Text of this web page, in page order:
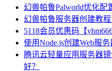
幻兽帕鲁Palworld优化配
幻兽帕鲁服务器创建教
5118会员优惠码【
使用Node.js创建Web服
腾讯云轻量应用服务器
好？